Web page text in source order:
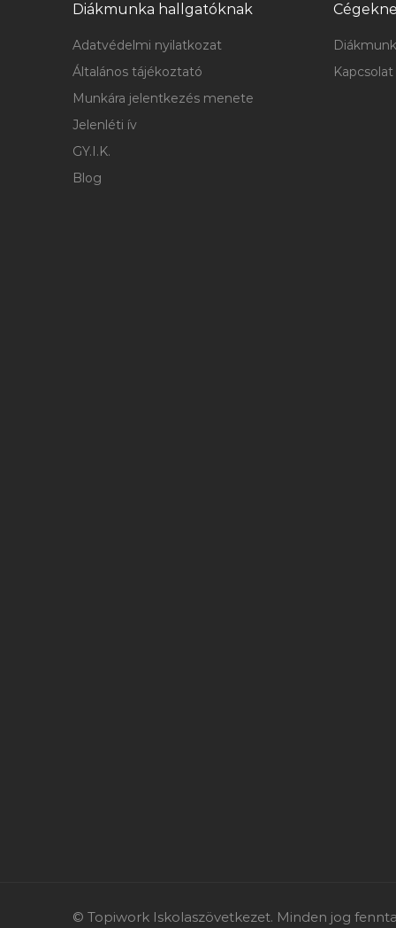
Diákmunka hallgatóknak
Adatvédelmi nyilatkozat
Általános tájékoztató
Munkára jelentkezés menete
Jelenléti ív
GY.I.K.
Blog
Kapcsolat
© Topiwork Iskolaszövetkezet. Minden jog